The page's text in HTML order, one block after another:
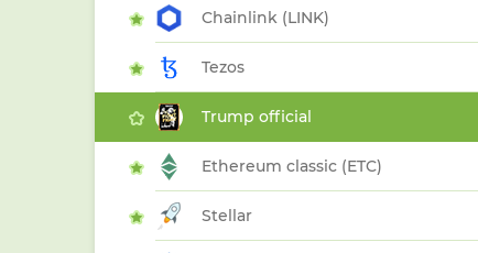
Chainlink (LINK)
Tezos
Trump official
Ethereum classic (ETC)
Stellar